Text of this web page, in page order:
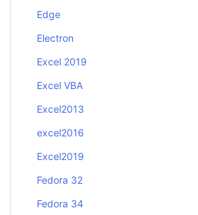
Edge
Electron
Excel 2019
Excel VBA
Excel2013
excel2016
Excel2019
Fedora 32
Fedora 34